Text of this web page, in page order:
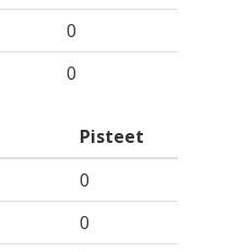
0
0
Pisteet
0
0